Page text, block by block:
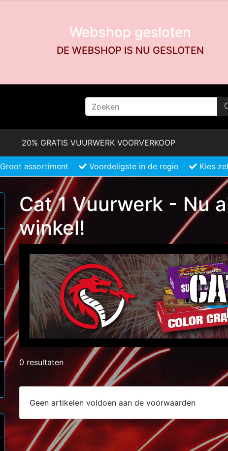
Webshop gesloten
DE WEBSHOP IS NU GESLOTEN
20% GRATIS VUURWERK VOORVERKOOP
Groot assortiment Voordeligste in de regio Kies
Cat 1 Vuurwerk - Nu
winkel!
0 resultaten
Geen artikelen voldoen aan de voorwaarden